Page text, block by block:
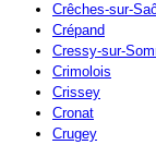
Crêches-sur-
Crépand
Cressy-sur-
Crimolois
Crissey
Cronat
Crugey